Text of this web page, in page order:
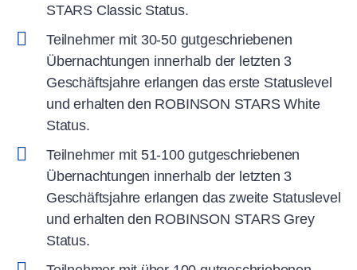
STARS Classic Status.
Teilnehmer mit 30-50 gutgeschriebenen
Übernachtungen innerhalb der letzten 3
Geschäftsjahre erlangen das erste Statuslevel
und erhalten den ROBINSON STARS White
Status.
Teilnehmer mit 51-100 gutgeschriebenen
Übernachtungen innerhalb der letzten 3
Geschäftsjahre erlangen das zweite Statuslevel
und erhalten den ROBINSON STARS Grey
Status.